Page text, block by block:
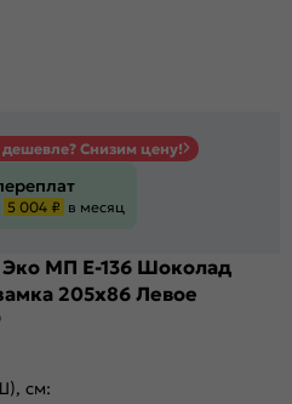
Снизим цену!
5 004 ₽ в месяц
МП E-136 Шоколад
205x86 Левое
см: